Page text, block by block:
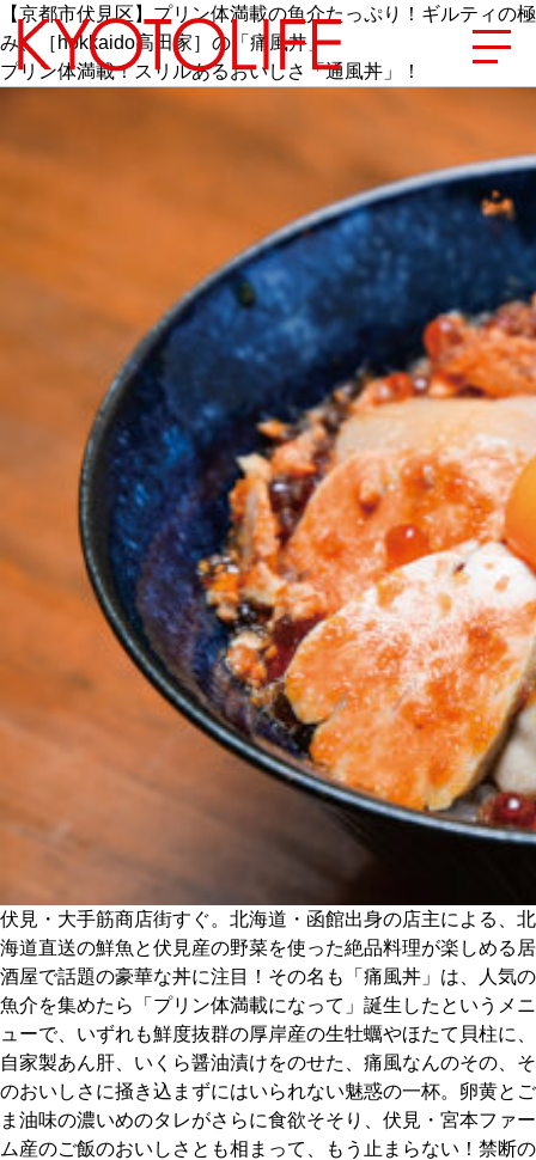
カテゴリーから探す
SPECIAL
NEW OPEN
SERIES
CULTURE
ABOUT US
Instagram
チケットプレゼント応募
MAIN MENU
SERIES
カレーが好き
京都おやつクラブ
【京都市伏見区】プリン体満載の魚介たっぷり！ギルティの極
み、［hokkaido高田家］の「痛風丼」
プリン体満載！スリルあるおいしさ「通風丼」！
伏見・大手筋商店街すぐ。北海道・函館出身の店主による、北
海道直送の鮮魚と伏見産の野菜を使った絶品料理が楽しめる居
酒屋で話題の豪華な丼に注目！その名も「痛風丼」は、人気の
魚介を集めたら「プリン体満載になって」誕生したというメニ
ューで、いずれも鮮度抜群の厚岸産の生牡蠣やほたて貝柱に、
自家製あん肝、いくら醤油漬けをのせた、痛風なんのその、そ
のおいしさに掻き込まずにはいられない魅惑の一杯。卵黄とご
ま油味の濃いめのタレがさらに食欲そそり、伏見・宮本ファー
ム産のご飯のおいしさとも相まって、もう止まらない！禁断の